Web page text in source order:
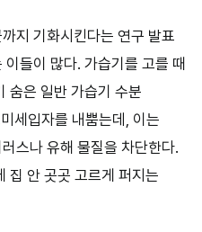
지 기화시킨다는 연구 발표
들이 많다. 가습기를 고를 때
숨은 일반 가습기 수분
세입자를 내뿜는데, 이는
스나 유해 물질을 차단한다.
집 안 곳곳 고르게 퍼지는